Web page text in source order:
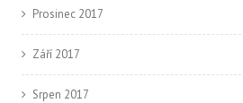
Prosinec 2017
Září 2017
Srpen 2017